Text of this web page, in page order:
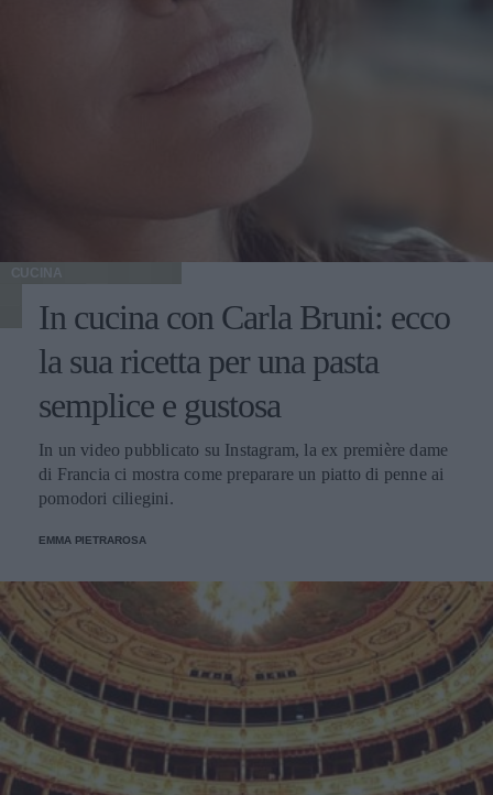
CUCINA
In cucina con Carla Bruni: ecco
la sua ricetta per una pasta
semplice e gustosa
In un video pubblicato su Instagram, la ex première dame
di Francia ci mostra come preparare un piatto di penne ai
pomodori ciliegini.
EMMA PIETRAROSA